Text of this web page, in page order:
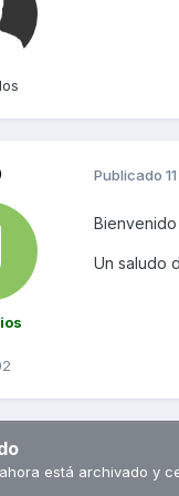
Publicado
Un saludo
está archivado y